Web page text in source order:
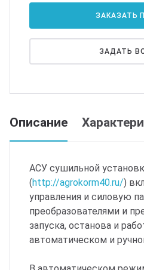
ЗАКАЗАТЬ
ЗАДАТЬ
Описание
АСУ сушильной
(http://agrokorm40.ru/)
управления и силовую
преобразователями и
запуска, останова и
автоматическом и